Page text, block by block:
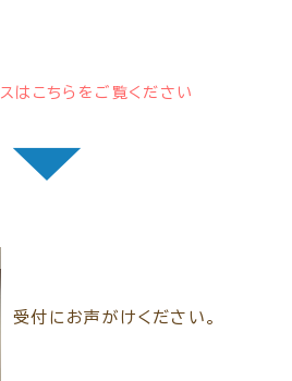
はこちらをご覧ください
▼
受付にお声がけください。